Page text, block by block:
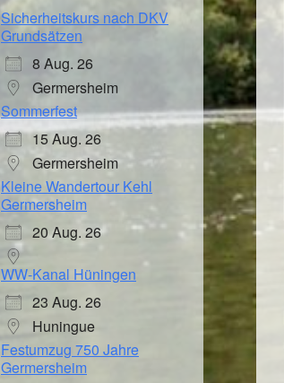
Sicherheitskurs nach DKV
Grundsätzen
8 Aug. 26
Germersheim
Sommerfest
15 Aug. 26
Germersheim
Kleine Wandertour Kehl
Germersheim
20 Aug. 26
WW-Kanal Hüningen
23 Aug. 26
Huningue
Festumzug 750 Jahre
Germersheim